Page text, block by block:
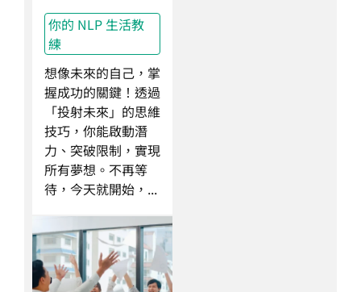
你的 NLP 生活教
練
想像未來的自己，掌
握成功的關鍵！透過
「投射未來」的思維
技巧，你能啟動潛
力、突破限制，實現
所有夢想。不再等
待，今天就開始，...